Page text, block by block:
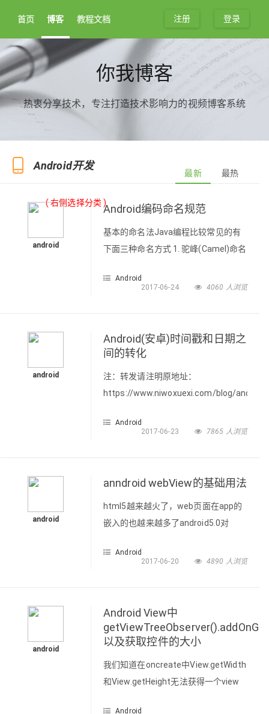
首页 博客 教程文档 登录
注册
你我博客
热衷分享技术，专注打造技术影响力的视频博客系统
Android开发
( 右侧选择分类 )
最新 最热
android
Android编码命名规范
基本的命名法Java编程比较常见的有
下面三种命名方式 1. 驼峰(Camel)命名
其余所有单词的第一个字母大写（例
(pascal)命名法:又称大驼峰命名法，
所有单词的第一个字母大写（ 例如 ：
int MyCurrentAge = 25;) 3. 下划线命
Android
2017-06-24
4060 人浏览
android
Android(安卓)时间戳和日期之
间的转化
注：转发请注明原地址：
https://www.niwoxuexi.com/blog/
期的各种格式转换，主要使用
握了这个类，可以转换任何你想要的各
种格式。 常见的日期格式： 1，日期格
10:
Android
2017-06-23
7865 人浏览
android
anndroid webView的基础用法
html5越来越火了，web页面在app的
嵌入的也越来越多了android5.0对
开发在android开发中的地位越来越高
WebView。 WebView的简介： 1）
WebView可以使得网页轻松的内嵌到
app里，还可以直接跟js相互调用。
2）webview有两个方法：
Android
2017-06-20
4890 人浏览
android
Android View中
以及获取控件的大小
我们知道在oncreate中View.getWidth
和View.getHeight无法获得一个view
Android